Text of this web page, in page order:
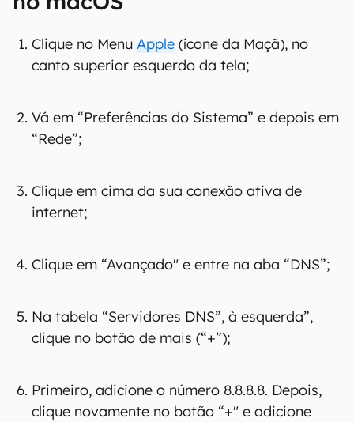
Clique no Menu Apple (ícone da Maçã), no
canto superior esquerdo da tela;
Vá em “Preferências do Sistema” e depois em
“Rede”;
Clique em cima da sua conexão ativa de
internet;
Clique em “Avançado" e entre na aba “DNS”;
Na tabela “Servidores DNS”, à esquerda”,
clique no botão de mais (“+”);
Primeiro, adicione o número 8.8.8.8. Depois,
clique novamente no botão “+" e adicione